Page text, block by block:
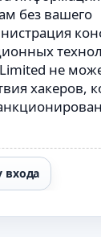
без вашего
не
хакеров,
входа